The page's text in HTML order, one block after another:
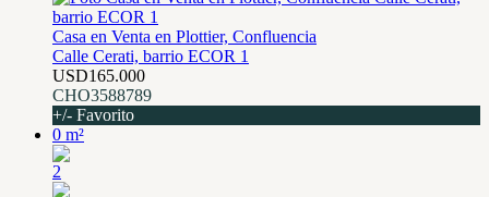
Casa en Venta en Plottier, Confluencia
Calle Cerati, barrio ECOR 1
USD165.000
CHO3588789
+/- Favorito
0 m²
2